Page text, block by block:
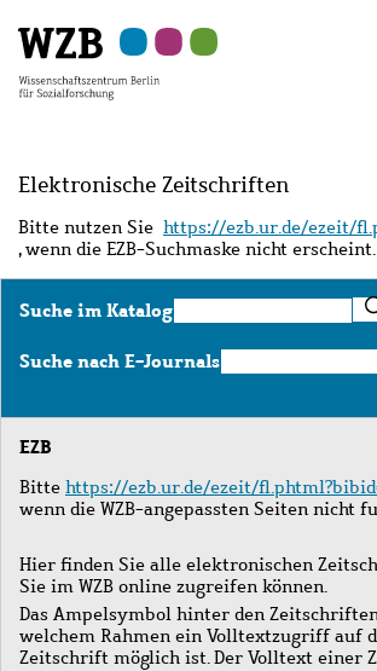
Hauptinhalt
springen
Navigation
springen
Suche
springen
Sekundärnavigation
springen
Fußzeile
springen
Elektronische Zeitschriften
Bitte nutzen Sie https://ezb.ur.de/ezeit/
, wenn die EZB-Suchmaske nicht erscheint.
Suche im KatalogSuche
im
Katalog
Suche nach E-JournalsSuche
nach
Journals
EZB
Bitte https://ezb.ur.de/ezeit/
wenn die WZB-angepassten Seiten nicht
Hier finden Sie alle elektronischen
Sie im WZB online zugreifen können.
Das Ampelsymbol hinter den
welchem Rahmen ein Volltextzugriff auf
Zeitschrift möglich ist. Der Volltext einer